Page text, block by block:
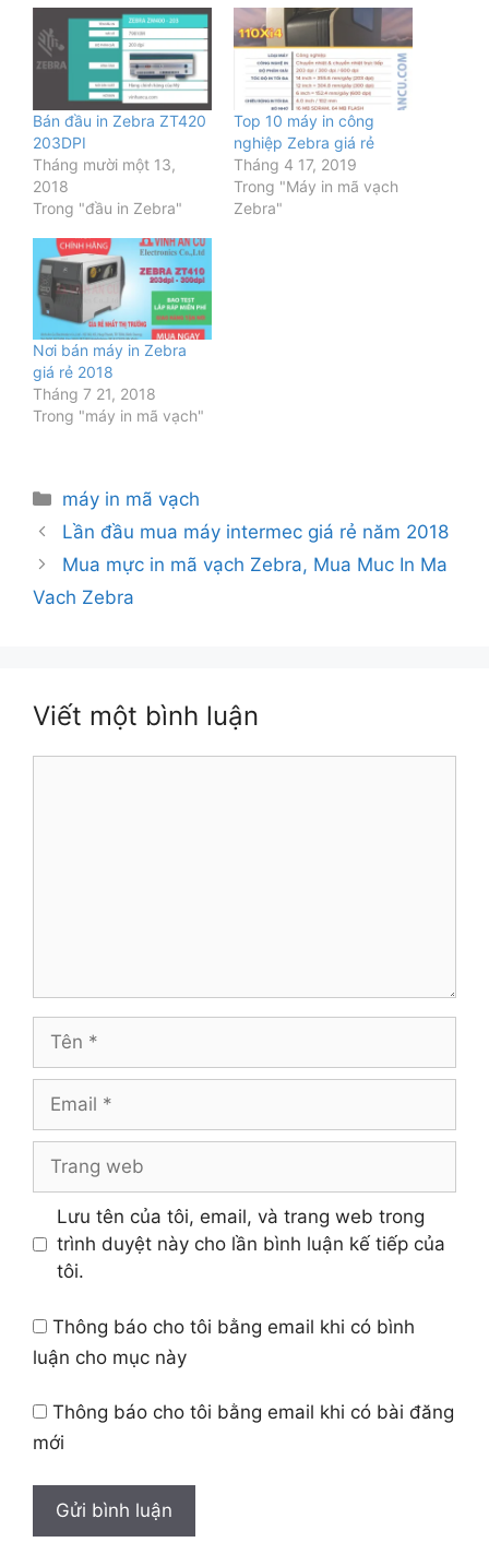
Bán đầu in Zebra ZT420
203DPI
Tháng mười một 13,
2018
Trong "đầu in Zebra"
Top 10 máy in công
nghiệp Zebra giá rẻ
Tháng 4 17, 2019
Trong "Máy in mã vạch
Zebra"
Nơi bán máy in Zebra
giá rẻ 2018
Tháng 7 21, 2018
Trong "máy in mã vạch"
Danh
mục
máy in mã vạch
Lần đầu mua máy intermec giá rẻ năm 2018
Mua mực in mã vạch Zebra, Mua Muc In Ma
Vach Zebra
Viết một bình luận
Tên
Email
Trang
Lưu tên của tôi, email, và trang web trong
trình duyệt này cho lần bình luận kế tiếp của
tôi.
Thông báo cho tôi bằng email khi có bình
luận cho mục này
Thông báo cho tôi bằng email khi có bài đăng
mới